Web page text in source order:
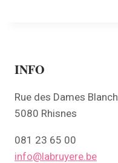
INFO
Rue des Dames
5080 Rhisnes
081 23 65 00
info@labruyere.be